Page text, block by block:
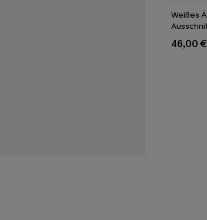
Weißes
46,00 €